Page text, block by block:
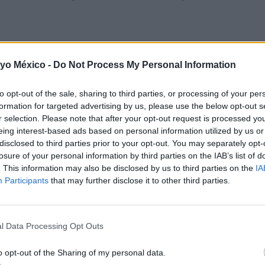
México - Do Not Process My Personal Information
opt-out of the sale, sharing to third parties, or processing of your
for targeted advertising by us, please use the below opt-out
selection. Please note that after your opt-out request is processed
interest-based ads based on personal information utilized by us
to third parties prior to your opt-out. You may separately
of your personal information by third parties on the IAB’s list of
This information may also be disclosed by us to third parties on the
Participants that may further disclose it to other third parties.
Data Processing Opt Outs
opt-out of the Sharing of my personal data.
lactante?
los recién nacidos. El sistema digestivo es el único
conjunto de molestias digestivas que se producen desde el
del recién nacido al medio extrauterino.